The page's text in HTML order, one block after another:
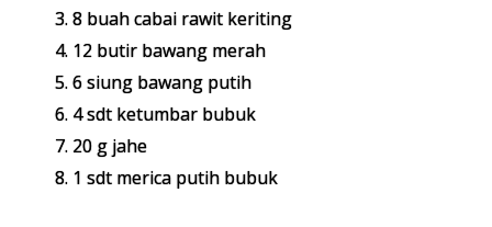
8 buah cabai rawit keriting
12 butir bawang merah
6 siung bawang putih
4 sdt ketumbar bubuk
20 g jahe
1 sdt merica putih bubuk